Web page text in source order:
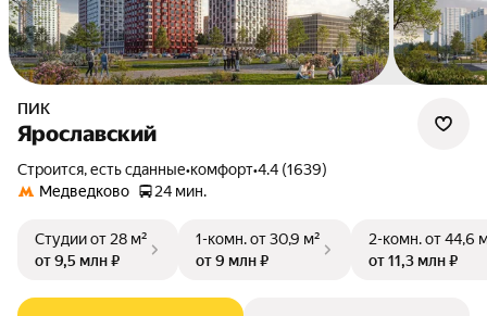
ПИК
Ярославский
Строится, есть сданные•комфорт•4.4 (1639)
Медведково
24 мин.
Студииот 28 м²
от 9,5 млн ₽
1-комн.от 30,9 м²
от 9 млн ₽
2-комн.от 44,6
от 11,3 млн ₽